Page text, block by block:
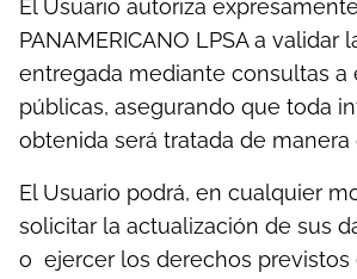
El Usuario autoriza
PANAMERICANO LPSA a validar
entregada mediante consultas a
públicas, asegurando que toda
obtenida será tratada de manera
El Usuario podrá, en cualquier
solicitar la actualización de sus
o ejercer los derechos previstos